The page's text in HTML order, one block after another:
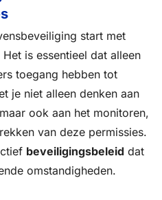
start met
Het is essentieel dat alleen
toegang hebben tot
je niet alleen denken aan
ook aan het monitoren,
van deze permissies.
beveiligingsbeleid dat
omstandigheden.